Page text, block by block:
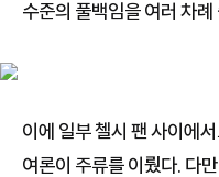
수준의 풀백임을 여러 차례
이에 일부 첼시 팬 사이에
여론이 주류를 이뤘다. 다